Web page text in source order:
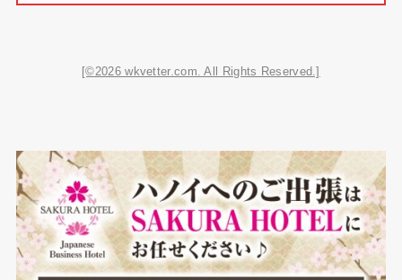
[©2026 wkvetter.com. All Rights Reserved.]